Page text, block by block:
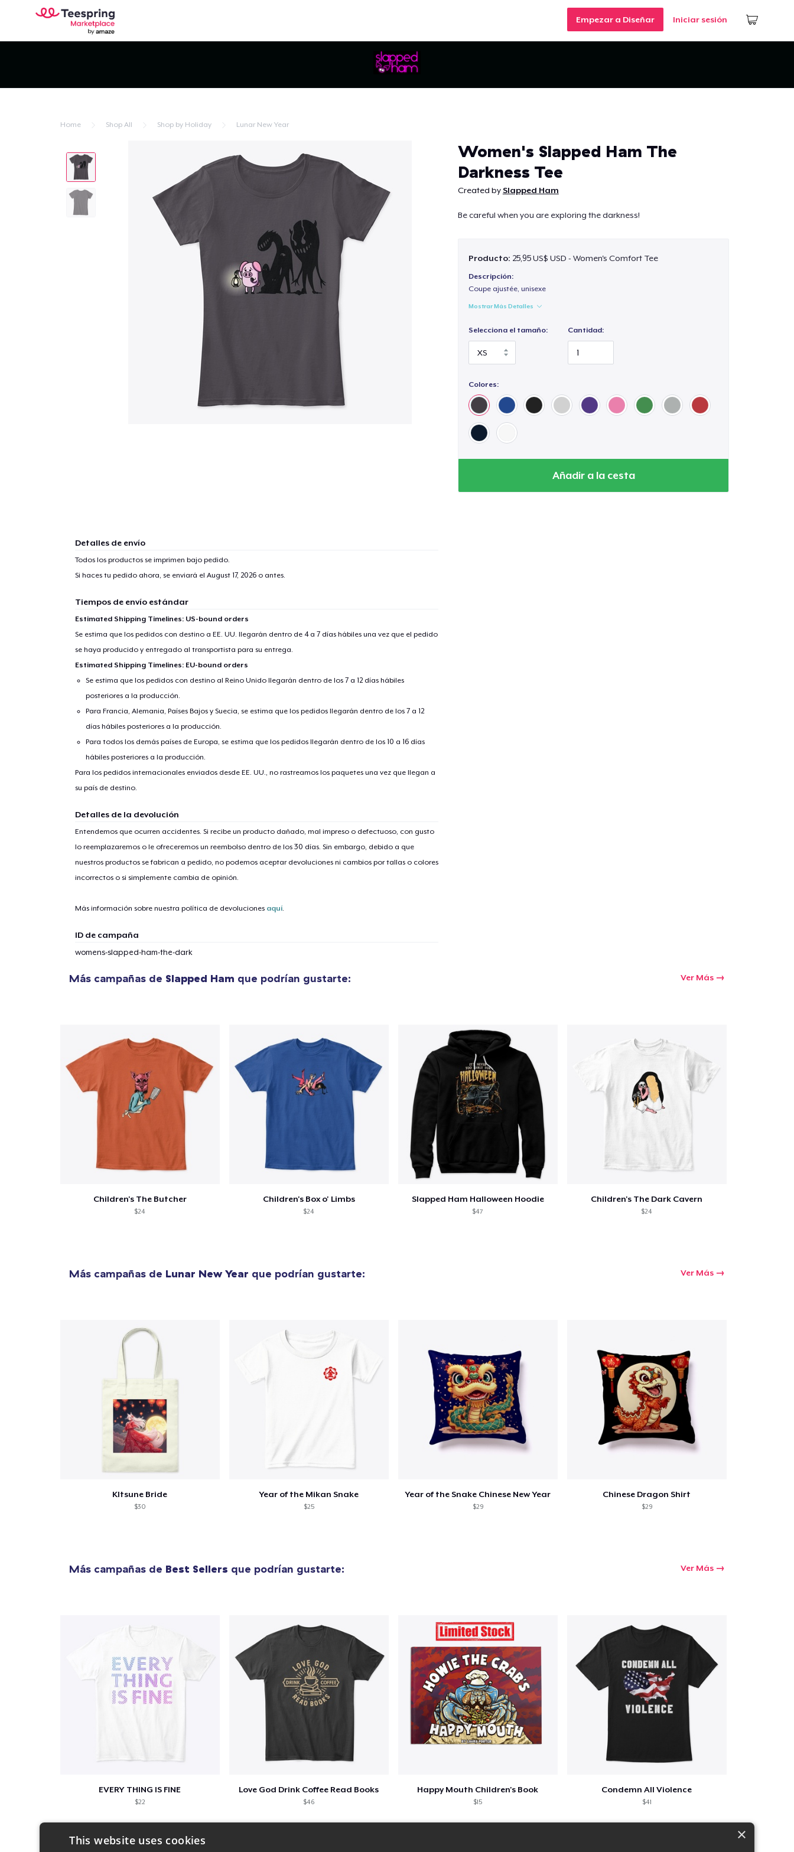
Empezar a Diseñar Iniciar sesión
Home Shop All Shop by Holiday Lunar New Year
Women's Slapped Ham The
Darkness Tee
Created bySlapped Ham
Be careful when you are exploring the darkness!
Producto: 25,95 US$ USD - Women's Comfort Tee
Descripción:
Coupe ajustée, unisexe
Mostrar Más Detalles
Selecciona el tamaño: Cantidad:
Colores:
Añadir a la cesta
Detalles de envío
Todos los productos se imprimen bajo pedido.
Si haces tu pedido ahora, se enviará el August 17, 2026o antes.
Tiempos de envío estándar
Estimated Shipping Timelines: US-bound orders
Se estima que los pedidos con destino a EE. UU. llegarán dentro de 4 a 7 días hábiles una vez que el pedido
se haya producido y entregado al transportista para su entrega.
Estimated Shipping Timelines: EU-bound orders
Se estima que los pedidos con destino al Reino Unido llegarán dentro de los 7 a 12 días hábiles
posteriores a la producción.
Para Francia, Alemania, Países Bajos y Suecia, se estima que los pedidos llegarán dentro de los 7 a 12
días hábiles posteriores a la producción.
Para todos los demás países de Europa, se estima que los pedidos llegarán dentro de los 10 a 16 días
hábiles posteriores a la producción.
Para los pedidos internacionales enviados desde EE. UU., no rastreamos los paquetes una vez que llegan a
su país de destino.
Detalles de la devolución
Entendemos que ocurren accidentes. Si recibe un producto dañado, mal impreso o defectuoso, con gusto
lo reemplazaremos o le ofreceremos un reembolso dentro de los 30 días. Sin embargo, debido a que
nuestros productos se fabrican a pedido, no podemos aceptar devoluciones ni cambios por tallas o colores
incorrectos o si simplemente cambia de opinión.
Más información sobre nuestra política de devoluciones aquí.
ID de campaña
womens-slapped-ham-the-dark
Más campañas de Slapped Ham que podrían gustarte: Ver Más
Children's The Butcher
$24
Children's Box o' Limbs
$24
Slapped Ham Halloween Hoodie
$47
Children's The Dark Cavern
$24
Más campañas de Lunar New Year que podrían gustarte: Ver Más
KItsune Bride
$30
Year of the Mikan Snake
$25
Year of the Snake Chinese New Year
$29
Chinese Dragon Shirt
$29
Más campañas de Best Sellers que podrían gustarte: Ver Más
EVERY THING IS FINE
$22
Love God Drink Coffee Read Books
$46
Happy Mouth Children's Book
$15
Condemn All Violence
$41
Finalizar y pagar pedido Seguir comprando
×
This website uses cookies